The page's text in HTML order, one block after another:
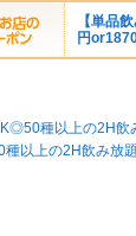
【単品
円
種以上の2H
種以上の2H飲み放題